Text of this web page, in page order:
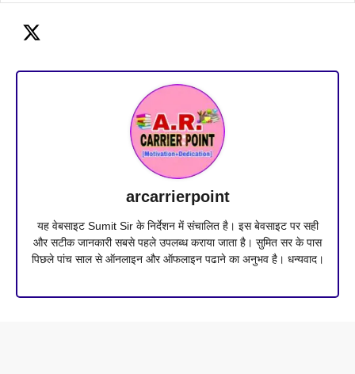
arcarrierpoint
यह वेबसाइट Sumit Sir के निर्देशन में संचालित है। इस बेवसाइट पर सही
और सटीक जानकारी सबसे पहले उपलब्ध कराया जाता है। सुमित सर के पास
पिछले पांच साल से ऑनलाइन और ऑफलाइन पढाने का अनुभव है। धन्यवाद।